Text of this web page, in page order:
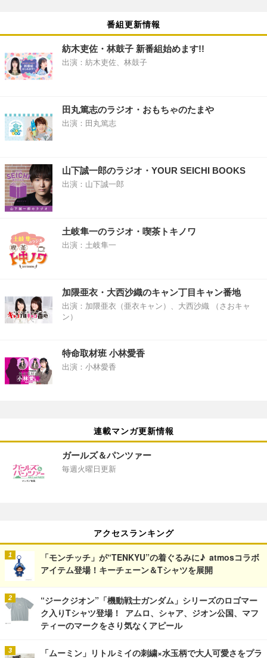
番組更新情報
紡木吏佐・林鼓子 新番組始めます!!
出演：紡木吏佐、林鼓子
田丸篤志のラジオ・おもちゃのたまや
出演：田丸篤志
山下誠一郎のラジオ・YOUR SEICHI BOOKS
出演：山下誠一郎
土岐隼一のラジオ・喫茶トキノワ
出演：土岐隼一
加隈亜衣・大西沙織のキャン丁目キャン番地
出演：加隈亜衣（亜衣キャン）、大西沙織 （さおキャ
ン）
特命取材班 小林愛香
出演：小林愛香
連載マンガ更新情報
ガールズ＆パンツァー
毎週火曜日更新
アクセスランキング
「モンチッチ」が“TENKYU”の着ぐるみに♪ atmosコラボ
アイテム登場！キーチェーン＆Tシャツを展開
“ジークジオン”「機動戦士ガンダム」シリーズのロゴマー
ク入りTシャツ登場！ アムロ、シャア、ジオン公国、マフ
ティーのマークをさり気なくアピール
「ムーミン」リトルミイの刺繍×水玉柄で大人可愛さをプラ